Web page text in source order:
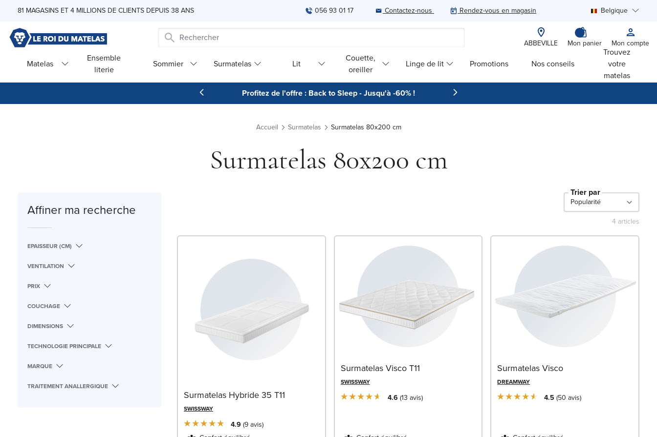
Skip to Content
81 MAGASINS ET 4 MILLIONS DE CLIENTS DEPUIS 38 ANS 056 93 01 17 Contactez-nous Rendez-vous en magasin Belgique
ABBEVILLE Mon panier Mon compte
Matelas
Ensemble
literie
Sommier Surmatelas Lit
Couette,
oreiller
Linge de lit Promotions Nos conseils
Trouvez
votre
matelas
Profitez de l'offre : Back to Sleep - Jusqu'à -60% !
Accueil Surmatelas Surmatelas 80x200 cm
Surmatelas 80x200 cm
Affiner ma recherche
EPAISSEUR (CM)
VENTILATION
PRIX
COUCHAGE
DIMENSIONS
TECHNOLOGIE PRINCIPALE
MARQUE
TRAITEMENT ANALLERGIQUE
Trier par
4 articles
Surmatelas Hybride 35 T11
SWISSWAY
4.9 9avis
Surmatelas Visco T11
SWISSWAY
4.6 13 avis
Surmatelas Visco
DREAMWAY
4.5 50avis